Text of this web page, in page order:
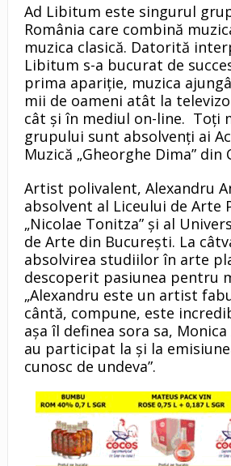
Ad Libitum este singurul
România care combină
muzica clasică. Datorită
Libitum s-a bucurat de
prima apariție, muzica
mii de oameni atât la
cât și în mediul on-line. Toți
grupului sunt absolvenți ai
Muzică „Gheorghe Dima” din
Artist polivalent, Alexandru
absolvent al Liceului de Arte
„Nicolae Tonitza” și al
de Arte din București. La
absolvirea studiilor în arte
descoperit pasiunea pentru
„Alexandru este un artist
cântă, compune, este
așa îl definea sora sa, Monica
au participat la și la
cunosc de undeva”.